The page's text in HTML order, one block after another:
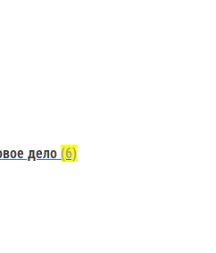
дело (6)